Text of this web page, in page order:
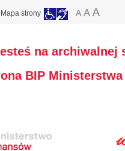
Mapa strony
na archiwalnej
BIP